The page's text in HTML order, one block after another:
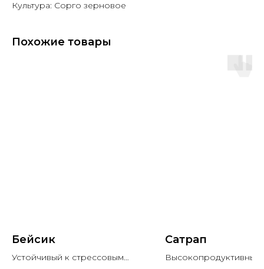
Культура: Сорго зерновое
Похожие товары
Бейсик
Устойчивый к стрессовым
Сатрап
Высокопродуктивный